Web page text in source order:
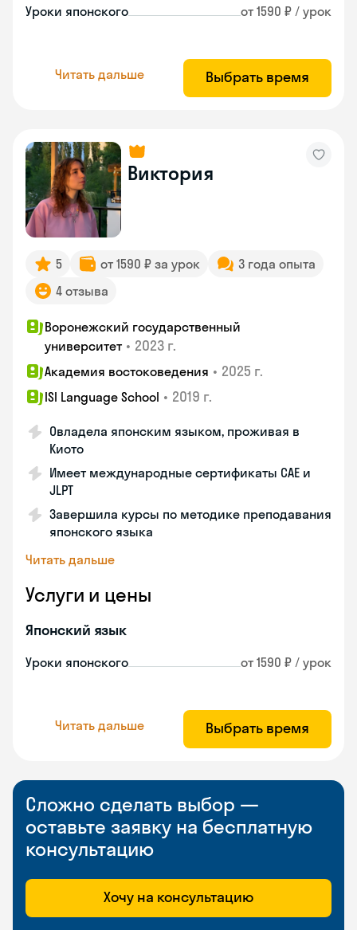
Уроки японского от 1590 ₽ / урок
Читать дальше Выбрать время
Виктория
5 от 1590 ₽ за урок
3 года опыта
4 отзыва
Воронежский государственный
университет • 2023 г.
Академия востоковедения • 2025 г.
ISI Language School • 2019 г.
Овладела японским языком, проживая в
Киото
Имеет международные сертификаты CAE и
JLPT
Завершила курсы по методике преподавания
японского языка
Читать дальше
Услуги и цены
Японский язык
Уроки японского от 1590 ₽ / урок
Читать дальше Выбрать время
Сложно сделать выбор —
оставьте заявку на бесплатную
консультацию
Хочу на консультацию